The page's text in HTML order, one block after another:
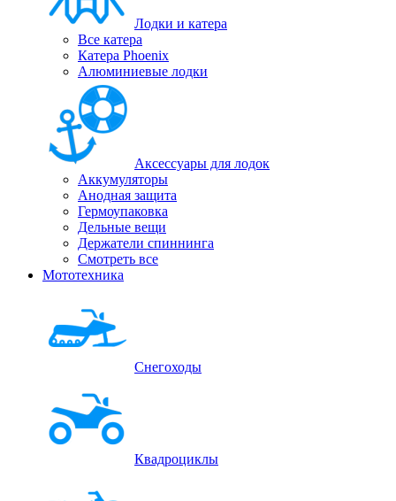
Лодки и катера
Все катера
Катера Phoenix
Алюминиевые лодки
Аксессуары для лодок
Аккумуляторы
Анодная защита
Гермоупаковка
Дельные вещи
Держатели спиннинга
Смотреть все
Мототехника
Снегоходы
Квадроциклы